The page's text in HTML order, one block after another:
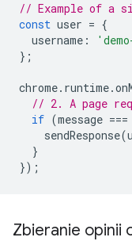
// Example of a
const user = {
username :
};
chrome. runtime.
// 2. A page
if (message ===
sendResponse(
}
});
Zbieranie opinii